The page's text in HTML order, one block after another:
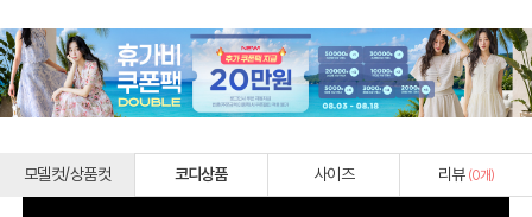
모델컷/상품컷 코디상품 사이즈 리뷰 (0개)